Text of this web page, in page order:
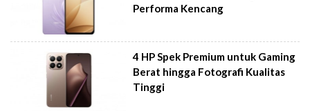
Performa Kencang
4 HP Spek Premium untuk Gaming
Berat hingga Fotografi Kualitas
Tinggi